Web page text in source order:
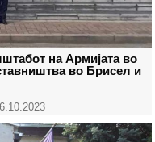
на Армијата во
во Брисел и